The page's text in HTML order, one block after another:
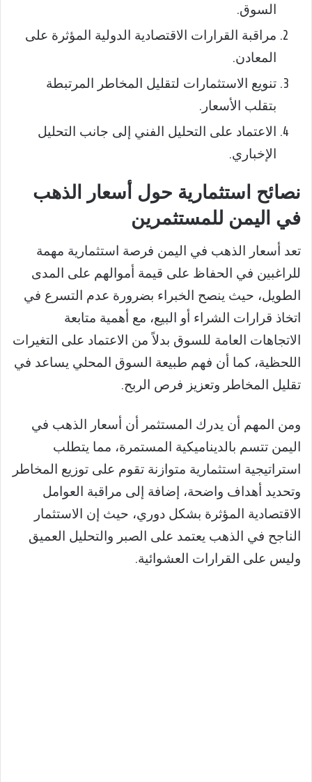
السوق.
مراقبة القرارات الاقتصادية الدولية المؤثرة على
المعادن.
تنويع الاستثمارات لتقليل المخاطر المرتبطة
بتقلب الأسعار.
الاعتماد على التحليل الفني إلى جانب التحليل
الإخباري.
نصائح استثمارية حول أسعار الذهب
في اليمن للمستثمرين
تعد أسعار الذهب في اليمن فرصة استثمارية مهمة
للراغبين في الحفاظ على قيمة أموالهم على المدى
الطويل، حيث ينصح الخبراء بضرورة عدم التسرع في
اتخاذ قرارات الشراء أو البيع، مع أهمية متابعة
الاتجاهات العامة للسوق بدلاً من الاعتماد على التغيرات
اللحظية، كما أن فهم طبيعة السوق المحلي يساعد في
تقليل المخاطر وتعزيز فرص الربح.
ومن المهم أن يدرك المستثمر أن أسعار الذهب في
اليمن تتسم بالديناميكية المستمرة، مما يتطلب
استراتيجية استثمارية متوازنة تقوم على توزيع المخاطر
وتحديد أهداف واضحة، إضافة إلى مراقبة العوامل
الاقتصادية المؤثرة بشكل دوري، حيث إن الاستثمار
الناجح في الذهب يعتمد على الصبر والتحليل العميق
وليس على القرارات العشوائية.